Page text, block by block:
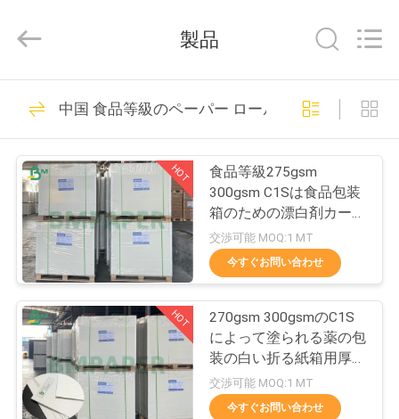
へ
製
品
わ
た
し
た
CO.,LTD.
Woodfreeの光沢が
無いペーパー
478
オフセット印刷用
紙
622
製品
中国 食品等級のペーパー ロール
HOT
食品等級275gsm
300gsm C1Sは食品包装
箱のための漂白剤カード
シートに塗った
交渉可能 MOQ:1 MT
今すぐお問い合わせ
HOT
270gsm 300gsmのC1S
によって塗られる薬の包
装の白い折る紙箱用厚紙
シート
交渉可能 MOQ:1 MT
今すぐお問い合わせ